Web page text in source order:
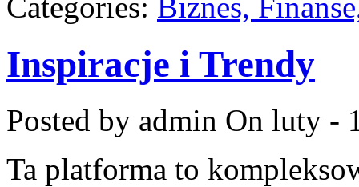
Categories: Biznes,
Inspiracje i Trendy
Posted by admin On luty -
Ta platforma to